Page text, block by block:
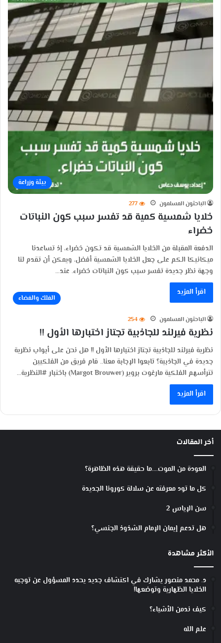
بيئة وزراعة
الباحثون المسلمون 277
خلايا شمسية كمية قد تفسر سبب كون النباتات
خضراء
الدفعة المقبلة من الخلايا الشمسية قد تكون خضراء، إذ تساعدنا
ميكانيكا الكم على جعل الخلايا الشمسية أفضل، ويمكن أن تقدم لنا
وجهة نظر جديدة تفسر سبب كون النباتات خضراء. عند…
اقرأ المزيد
الفلك والفضاء
الباحثون المسلمون 254
نظرية فيرلند للجاذبية تجتاز اختبارها الأول !!
نظرية فيرلند للجاذبية تجتاز اختبارها الأول !! هل نحن على أبواب نظرية
جديدة في الجاذبية؟ تابعوا الإجابة معنا.. قام فريق من الفلكيين
تترأسهم الفلكية مارغوت بروير (Margot Brouwer) باختبار #النظرية…
اقرأ المزيد
أخر المقالات
العودة من الموت….ما حقيقة هذه الظاهرة؟
كل ما تود معرفته عن سلالة كورونا الجديدة
سن الإياس 2
هل تدعم إيمان الإمام الشذوذ الجنسي؟
الأكثر مشاهدة
د. محمد منصور يشارك في اكتشاف جديد يحدد المسؤول عن توجيه
الخلايا الظهارية وتوضعها!
كيف ندمن الأشياء؟
علم الله